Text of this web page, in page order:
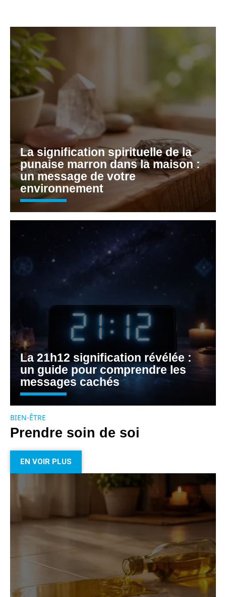
La signification spirituelle de la
punaise marron dans la maison :
un message de votre
environnement
La 21h12 signification révélée :
un guide pour comprendre les
messages cachés
BIEN-ÊTRE
Prendre soin de soi
EN VOIR PLUS